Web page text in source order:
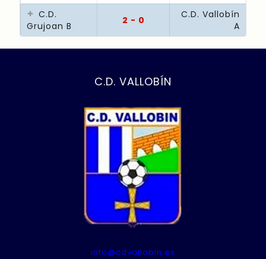
C.D.
Grujoan B
2 - 0
C.D. Vallobín
A
C.D. VALLOBÍN
info@cdvallobin.es